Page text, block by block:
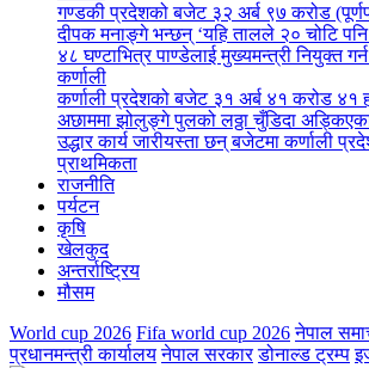
गण्डकी प्रदेशको बजेट ३२ अर्ब ९७ करोड
दीपक मनाङ्गे भन्छन् ‘यहि तालले २० चोटि पनि
४८ घण्टाभित्र पाण्डेलाई मुख्यमन्त्री नियुक्त
कर्णाली
कर्णाली प्रदेशको बजेट ३१ अर्ब ४१ करोड ४१
अछाममा झोलुङ्गे पुलको लठ्ठा चुँडिदा
उद्धार कार्य जारीयस्ता छन् बजेटमा कर्णाली
प्राथमिकता
राजनीति
पर्यटन
कृषि
खेलकुद
अन्तर्राष्ट्रिय
मौसम
World cup 2026 Fifa world cup 2026 नेपाल
प्रधानमन्त्री कार्यालय नेपाल सरकार डोनाल्ड ट्रम्प